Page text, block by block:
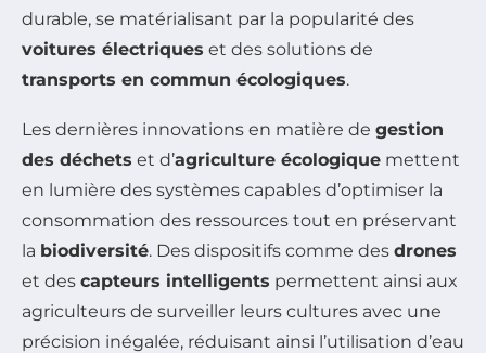
durable, se matérialisant par la popularité des
voitures électriques et des solutions de
transports en commun écologiques.
Les dernières innovations en matière de gestion
des déchets et d’agriculture écologique mettent
en lumière des systèmes capables d’optimiser la
consommation des ressources tout en préservant
la biodiversité. Des dispositifs comme des drones
et des capteurs intelligents permettent ainsi aux
agriculteurs de surveiller leurs cultures avec une
précision inégalée, réduisant ainsi l’utilisation d’eau